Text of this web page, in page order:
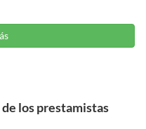
los prestamistas